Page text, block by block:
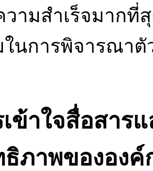
ามสำเร็จมากที่
นการพิจารณาตั
ข้าใจสื่อสาร
ภาพขององค์